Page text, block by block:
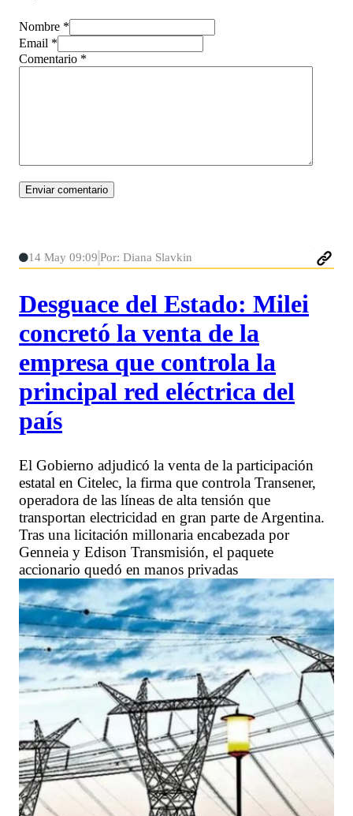
Nombre *
Email *
Comentario *
14 May 09:09 Por: Diana Slavkin
Desguace del Estado: Milei
concretó la venta de la
empresa que controla la
principal red eléctrica del
país
El Gobierno adjudicó la venta de la participación
estatal en Citelec, la firma que controla Transener,
operadora de las líneas de alta tensión que
transportan electricidad en gran parte de Argentina.
Tras una licitación millonaria encabezada por
Genneia y Edison Transmisión, el paquete
accionario quedó en manos privadas